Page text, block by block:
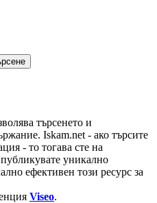
търсенето и
Iskam.net - ако търсите
- то тогава сте на
уникално
ефективен този ресурс за
Viseo.